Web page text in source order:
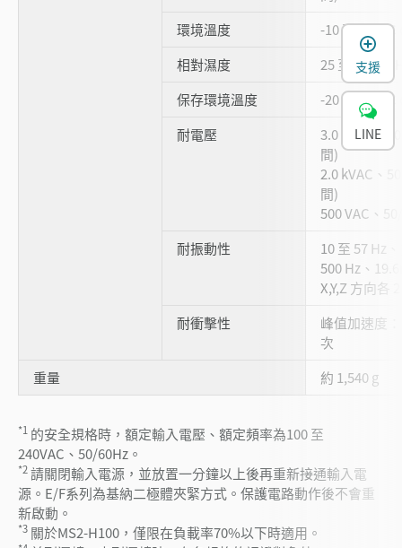
環境溫度
-10 至 +55
相對濕度
25 至 85 %
保存環境溫度
-20 至 +70
耐電壓
3.0 kVAC、
間)
2.0 kVAC、
間)
500 VAC、
耐振動性
10 至 57 Hz
500 Hz、
X,Y,Z 方向各
耐衝擊性
峰值加速度
次
重量
約 1,540 g
*1 的安全規格時，額定輸入電壓、額定頻率為100 至
240VAC、50/60Hz。
*2請關閉輸入電源，並放置一分鐘以上後再重新接通輸入電
源。E/F系列為基納二極體夾緊方式。保護電路動作後不會重
新啟動。
*3 關於MS2-H100，僅限在負載率70%以下時適用。
支援
LINE